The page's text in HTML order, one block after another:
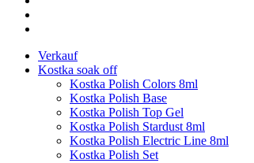
Verkauf
Kostka soak off
Kostka Polish Colors 8ml
Kostka Polish Base
Kostka Polish Top Gel
Kostka Polish Stardust 8ml
Kostka Polish Electric Line 8ml
Kostka Polish Set